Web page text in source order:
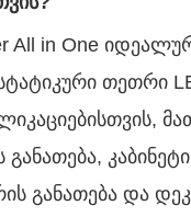
All in One
თეთრი
განათება და